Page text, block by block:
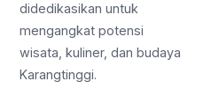
didedikasikan untuk
mengangkat potensi
wisata, kuliner, dan budaya
Karangtinggi.